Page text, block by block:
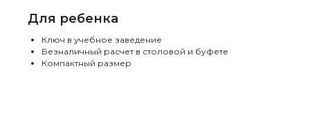
Для ребенка
Ключ в учебное заведение
Безналичный расчет в столовой и буфете
Компактный размер